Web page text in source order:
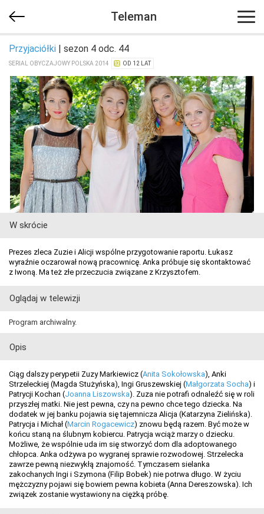
Teleman
Przyjaciółki | sezon 4 odc. 44
SERIAL OBYCZAJOWY POLSKA 2014 OD 12 LAT
W skrócie
Prezes zleca Zuzie i Alicji wspólne przygotowanie raportu. Łukasz
wyraźnie oczarował nową pracownicę. Anka próbuje się skontaktować
z Iwoną. Ma też złe przeczucia związane z Krzysztofem.
Oglądaj w telewizji
Program archiwalny.
Opis
Ciąg dalszy perypetii Zuzy Markiewicz (Anita Sokołowska), Anki
Strzeleckiej (Magda Stużyńska), Ingi Gruszewskiej (Małgorzata Socha) i
Patrycji Kochan (Joanna Liszowska). Zuza nie potrafi odnaleźć się w roli
przyszłej matki. Nie jest pewna, czy na pewno chce tego dziecka. Na
dodatek w jej banku pojawia się tajemnicza Alicja (Katarzyna Zielińska).
Patrycja i Michał (Marcin Rogacewicz) znowu będą razem. Być może w
końcu staną na ślubnym kobiercu. Patrycja wciąż marzy o dziecku.
Możliwe, że wspólnie uda im się stworzyć dom dla adoptowanego
chłopca. Anka odżywa po wygranej sprawie rozwodowej. Strzelecka
zawrze pewną niezwykłą znajomość. Tymczasem sielanka
zakochanych Ingi i Szymona (Filip Bobek) nie potrwa długo. W życiu
mężczyzny pojawi się bowiem pewna kobieta (Anna Dereszowska). Ich
związek zostanie wystawiony na ciężką próbę.